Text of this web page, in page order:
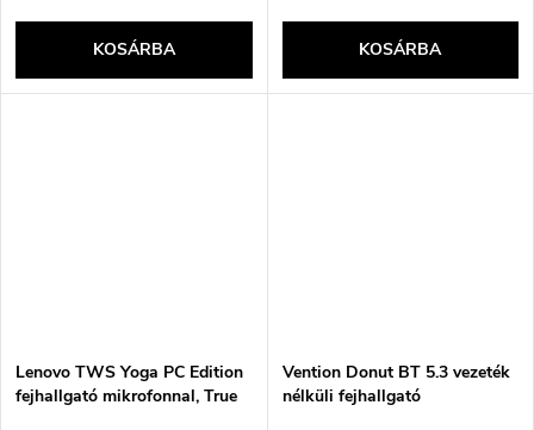
KOSÁRBA KOSÁRBA
Lenovo TWS Yoga PC Edition
fejhallgató mikrofonnal, True
Vention Donut BT 5.3 vezeték
nélküli fejhallgató